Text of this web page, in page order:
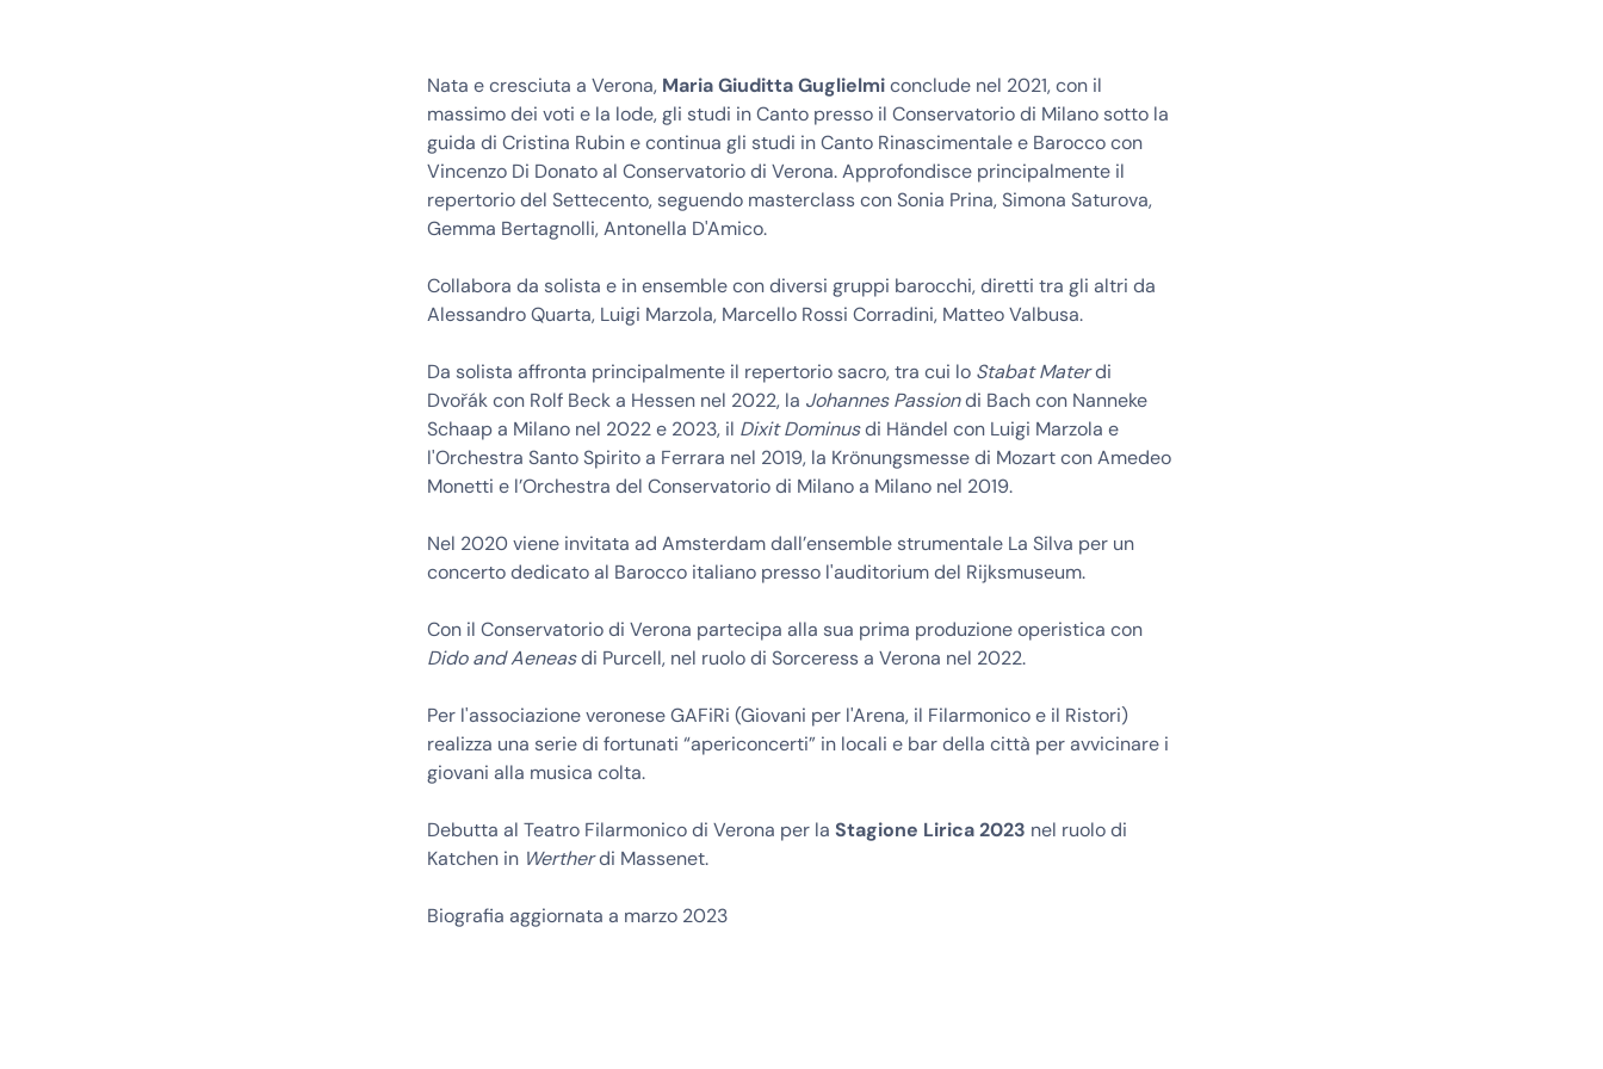
Nata e cresciuta a Verona, Maria Giuditta Guglielmiconclude nel 2021, con il
massimo dei voti e la lode, gli studi in Canto presso il Conservatorio di Milano sotto la
guida di Cristina Rubin e continua gli studi in Canto Rinascimentale e Barocco con
Vincenzo Di Donato al Conservatorio di Verona. Approfondisce principalmente il
repertorio del Settecento, seguendo masterclass con Sonia Prina, Simona Saturova,
Gemma Bertagnolli, Antonella D'Amico.
Collabora da solista e in ensemble con diversi gruppi barocchi, diretti tra gli altri da
Alessandro Quarta, Luigi Marzola, Marcello Rossi Corradini, Matteo Valbusa.
Da solista affronta principalmente il repertorio sacro, tra cui lo Stabat Materdi
Dvořák con Rolf Beck a Hessen nel 2022, la Johannes Passiondi Bach con Nanneke
Schaap a Milano nel 2022 e 2023, il Dixit Dominusdi Händel con Luigi Marzola e
l'Orchestra Santo Spirito a Ferrara nel 2019, la Krönungsmesse di Mozart con Amedeo
Monetti e l’Orchestra del Conservatorio di Milano a Milano nel 2019.
Nel 2020 viene invitata ad Amsterdam dall’ensemble strumentale La Silva per un
concerto dedicato al Barocco italiano presso l'auditorium del Rijksmuseum.
Con il Conservatorio di Verona partecipa alla sua prima produzione operistica con
Dido and Aeneasdi Purcell, nel ruolo di Sorceress a Verona nel 2022.
Per l'associazione veronese GAFiRi (Giovani per l'Arena, il Filarmonico e il Ristori)
realizza una serie di fortunati “apericoncerti” in locali e bar della città per avvicinare i
giovani alla musica colta.
Debutta al Teatro Filarmonico di Verona per la Stagione Lirica 2023 nel ruolo di
Katchen in Wertherdi Massenet.
Biografia aggiornata a marzo 2023